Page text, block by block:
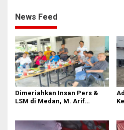
News Feed
Dimeriahkan Insan Pers &
LSM di Medan, M. Arif